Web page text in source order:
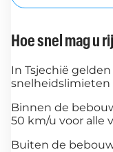
Hoe snel mag u
In Tsjechië
Binnen de
50 km/u voor alle
Buiten de